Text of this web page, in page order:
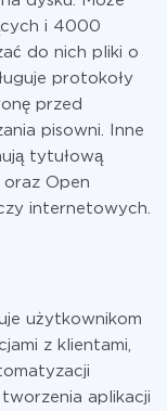
i 4000
do nich pliki o
protokoły
przed
pisowni. Inne
tytułową
Open
internetowych.
użytkownikom
z klientami,
aplikacji